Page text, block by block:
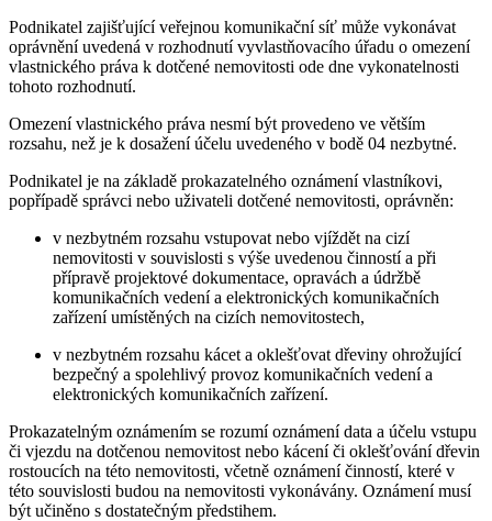
Podnikatel zajišťující veřejnou komunikační síť může vykonávat
oprávnění uvedená v rozhodnutí vyvlastňovacího úřadu o omezení
vlastnického práva k dotčené nemovitosti ode dne vykonatelnosti
tohoto rozhodnutí.
Omezení vlastnického práva nesmí být provedeno ve větším
rozsahu, než je k dosažení účelu uvedeného v bodě 04 nezbytné.
Podnikatel je na základě prokazatelného oznámení vlastníkovi,
popřípadě správci nebo uživateli dotčené nemovitosti, oprávněn:
v nezbytném rozsahu vstupovat nebo vjíždět na cizí
nemovitosti v souvislosti s výše uvedenou činností a při
přípravě projektové dokumentace, opravách a údržbě
komunikačních vedení a elektronických komunikačních
zařízení umístěných na cizích nemovitostech,
v nezbytném rozsahu kácet a oklešťovat dřeviny ohrožující
bezpečný a spolehlivý provoz komunikačních vedení a
elektronických komunikačních zařízení.
Prokazatelným oznámením se rozumí oznámení data a účelu vstupu
či vjezdu na dotčenou nemovitost nebo kácení či oklešťování dřevin
rostoucích na této nemovitosti, včetně oznámení činností, které v
této souvislosti budou na nemovitosti vykonávány. Oznámení musí
být učiněno s dostatečným předstihem.